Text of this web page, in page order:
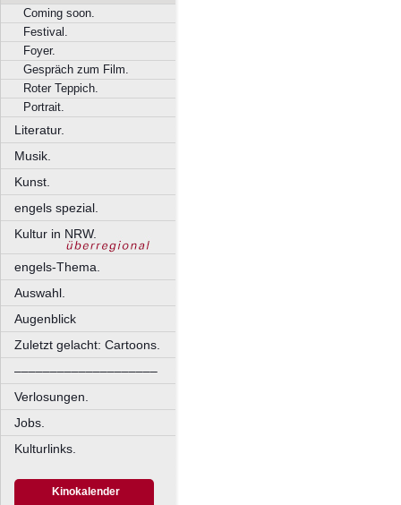
Coming soon.
Festival.
Foyer.
Gespräch zum Film.
Roter Teppich.
Portrait.
Literatur.
Musik.
Kunst.
engels spezial.
Kultur in NRW.
engels-Thema.
Auswahl.
Augenblick
Zuletzt gelacht: Cartoons.
––––––––––––––––––––
Verlosungen.
Jobs.
Kulturlinks.
Kinokalender